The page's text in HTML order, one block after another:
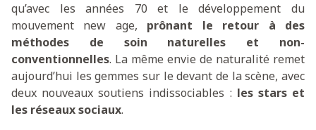
qu’avec les années 70 et le développement du
mouvement new age, prônant le retour à des
méthodes de soin naturelles et non-
conventionnelles. La même envie de naturalité remet
aujourd’hui les gemmes sur le devant de la scène, avec
deux nouveaux soutiens indissociables : les stars et
les réseaux sociaux.